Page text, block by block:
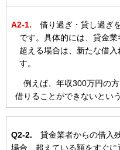
A2-1. 借り過ぎ・貸し過ぎ
です。具体的には、貸金
超える場合は、新たな借
す。
例えば、年収300万円の
借りることができないとい
Q2-2. 貸金業者からの借入
場合、超えている額をすぐ